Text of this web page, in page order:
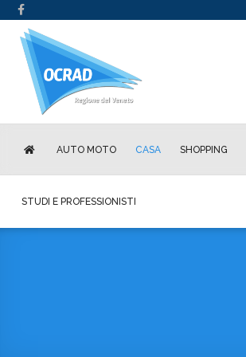
AUTO MOTO CASA SHOPPING
STUDI E PROFESSIONISTI